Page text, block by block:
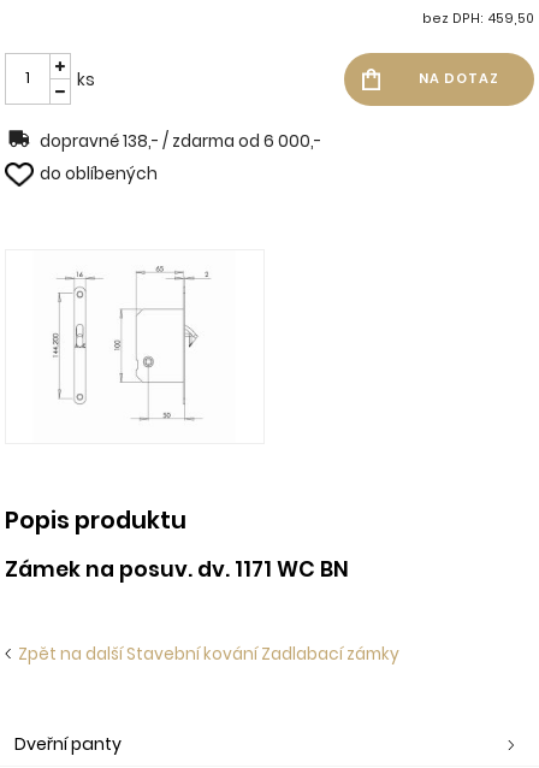
bez DPH: 459,50
ks
dopravné 138,- / zdarma od 6 000,-
do oblíbených
Popis produktu
Zámek na posuv. dv. 1171 WC BN
Zpět na další Stavební kování Zadlabací zámky
Dveřní panty